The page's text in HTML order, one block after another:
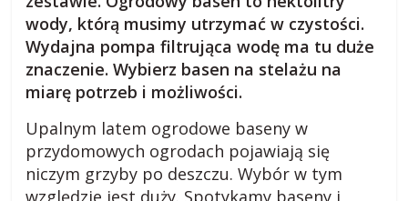
o
g
m
wody, którą musimy utrzymać w czystości.
Wydajna pompa filtrująca wodę ma tu duże
znaczenie. Wybierz basen na stelażu na
miarę potrzeb i możliwości.
Upalnym latem ogrodowe baseny w
przydomowych ogrodach pojawiają się
niczym grzyby po deszczu. Wybór w tym